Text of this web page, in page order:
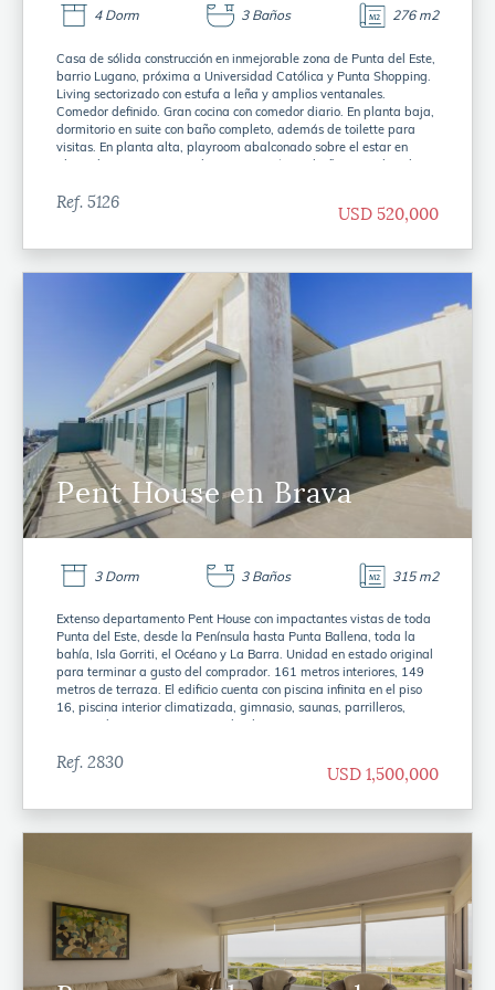
4 Dorm 3 Baños 276 m2
Casa de sólida construcción en inmejorable zona de Punta del Este,
barrio Lugano, próxima a Universidad Católica y Punta Shopping.
Living sectorizado con estufa a leña y amplios ventanales.
Comedor definido. Gran cocina con comedor diario. En planta baja,
dormitorio en suite con baño completo, además de toilette para
visitas. En planta alta, playroom abalconado sobre el estar en
planta baja y terraza. 3 dormitorios más y 2 baños. En subsuelo,
(2 en suite), 3 baños completos, toilette y dependencia con 4° baño.
Terreno de 1000 metros con parrillero al fondo.
Ref. 5126
USD 520,000
Pent House en Brava
3 Dorm 3 Baños 315 m2
Extenso departamento Pent House con impactantes vistas de toda
Punta del Este, desde la Península hasta Punta Ballena, toda la
bahía, Isla Gorriti, el Océano y La Barra. Unidad en estado original
para terminar a gusto del comprador. 161 metros interiores, 149
metros de terraza. El edificio cuenta con piscina infinita en el piso
16, piscina interior climatizada, gimnasio, saunas, parrilleros,
servicio de mucamas, servicio de playa, entre otros.
Ref. 2830
USD 1,500,000